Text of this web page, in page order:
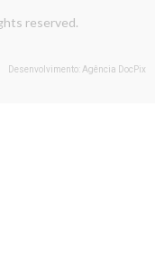
reserved.
Desenvolvimento: Agência DocPix